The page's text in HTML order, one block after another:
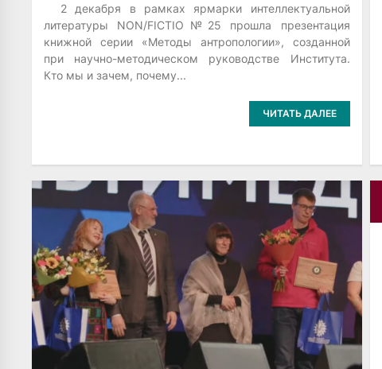
2 декабря в рамках ярмарки интеллектуальной
литературы NON/FICTIO№25 прошла презентация
книжной серии «Методы антропологии», созданной
при научно-методическом руководстве Института.
Кто мы и зачем, почему...
ЧИТАТЬ ДАЛЕЕ